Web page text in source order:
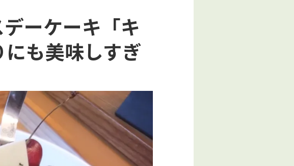
ーケーキ「キ
も美味しすぎ